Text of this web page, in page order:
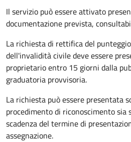
Il servizio può essere attivato
documentazione prevista,
La richiesta di rettifica del
dell'invalidità civile deve essere
proprietario entro 15 giorni dalla
graduatoria provvisoria.
La richiesta può essere presentata
procedimento di riconoscimento
scadenza del termine di
assegnazione.